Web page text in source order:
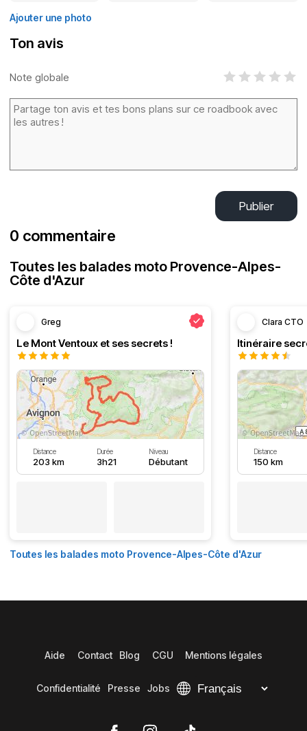
Ajouter une photo
Ton avis
Note globale
Publier
0 commentaire
Toutes les balades moto Provence-Alpes-
Côte d'Azur
Greg
Le Mont Ventoux et ses secrets !
Distance
203 km
Durée
3h21
Niveau
Débutant
Clara CTO
Distance
150 km
Toutes les balades moto Provence-Alpes-Côte d'Azur
Aide Contact Blog CGU Mentions légales
Confidentialité Presse Jobs